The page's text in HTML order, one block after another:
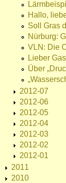
Hallo,
Soll Gras
Nürburg:
VLN: Die
Lieber
Über
2012-07
2012-06
2012-05
2012-04
2012-03
2012-02
2012-01
2011
2010